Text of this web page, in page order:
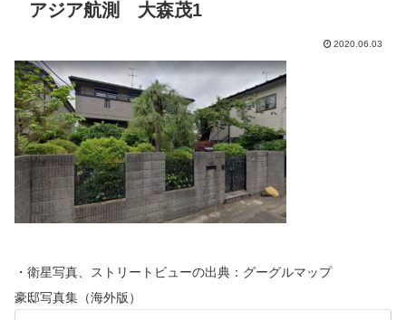
アジア航測 大森茂1
2020.06.03
・衛星写真、ストリートビューの出典：グーグルマップ
豪邸写真集（海外版）